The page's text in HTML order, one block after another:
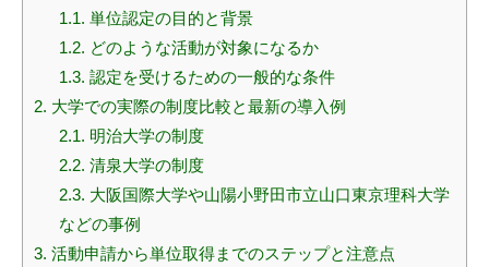
1.1. 単位認定の目的と背景
1.2. どのような活動が対象になるか
1.3. 認定を受けるための一般的な条件
2. 大学での実際の制度比較と最新の導入例
2.1. 明治大学の制度
2.2. 清泉大学の制度
2.3. 大阪国際大学や山陽小野田市立山口東京理科大学
などの事例
3. 活動申請から単位取得までのステップと注意点